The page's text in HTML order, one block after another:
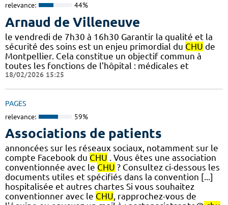
relevance: 44%
Arnaud de Villeneuve
le vendredi de 7h30 à 16h30 Garantir la qualité et la
sécurité des soins est un enjeu primordial du CHU de
Montpellier. Cela constitue un objectif commun à
toutes les fonctions de l’hôpital : médicales et
18/02/2026 15:25
PAGES
relevance: 59%
Associations de patients
annoncées sur les réseaux sociaux, notamment sur le
compte Facebook du CHU . Vous êtes une association
conventionnée avec le CHU ? Consultez ci-dessous les
documents utiles et spécifiés dans la convention [...]
hospitalisée et autres chartes Si vous souhaitez
conventionner avec le CHU, rapprochez-vous de